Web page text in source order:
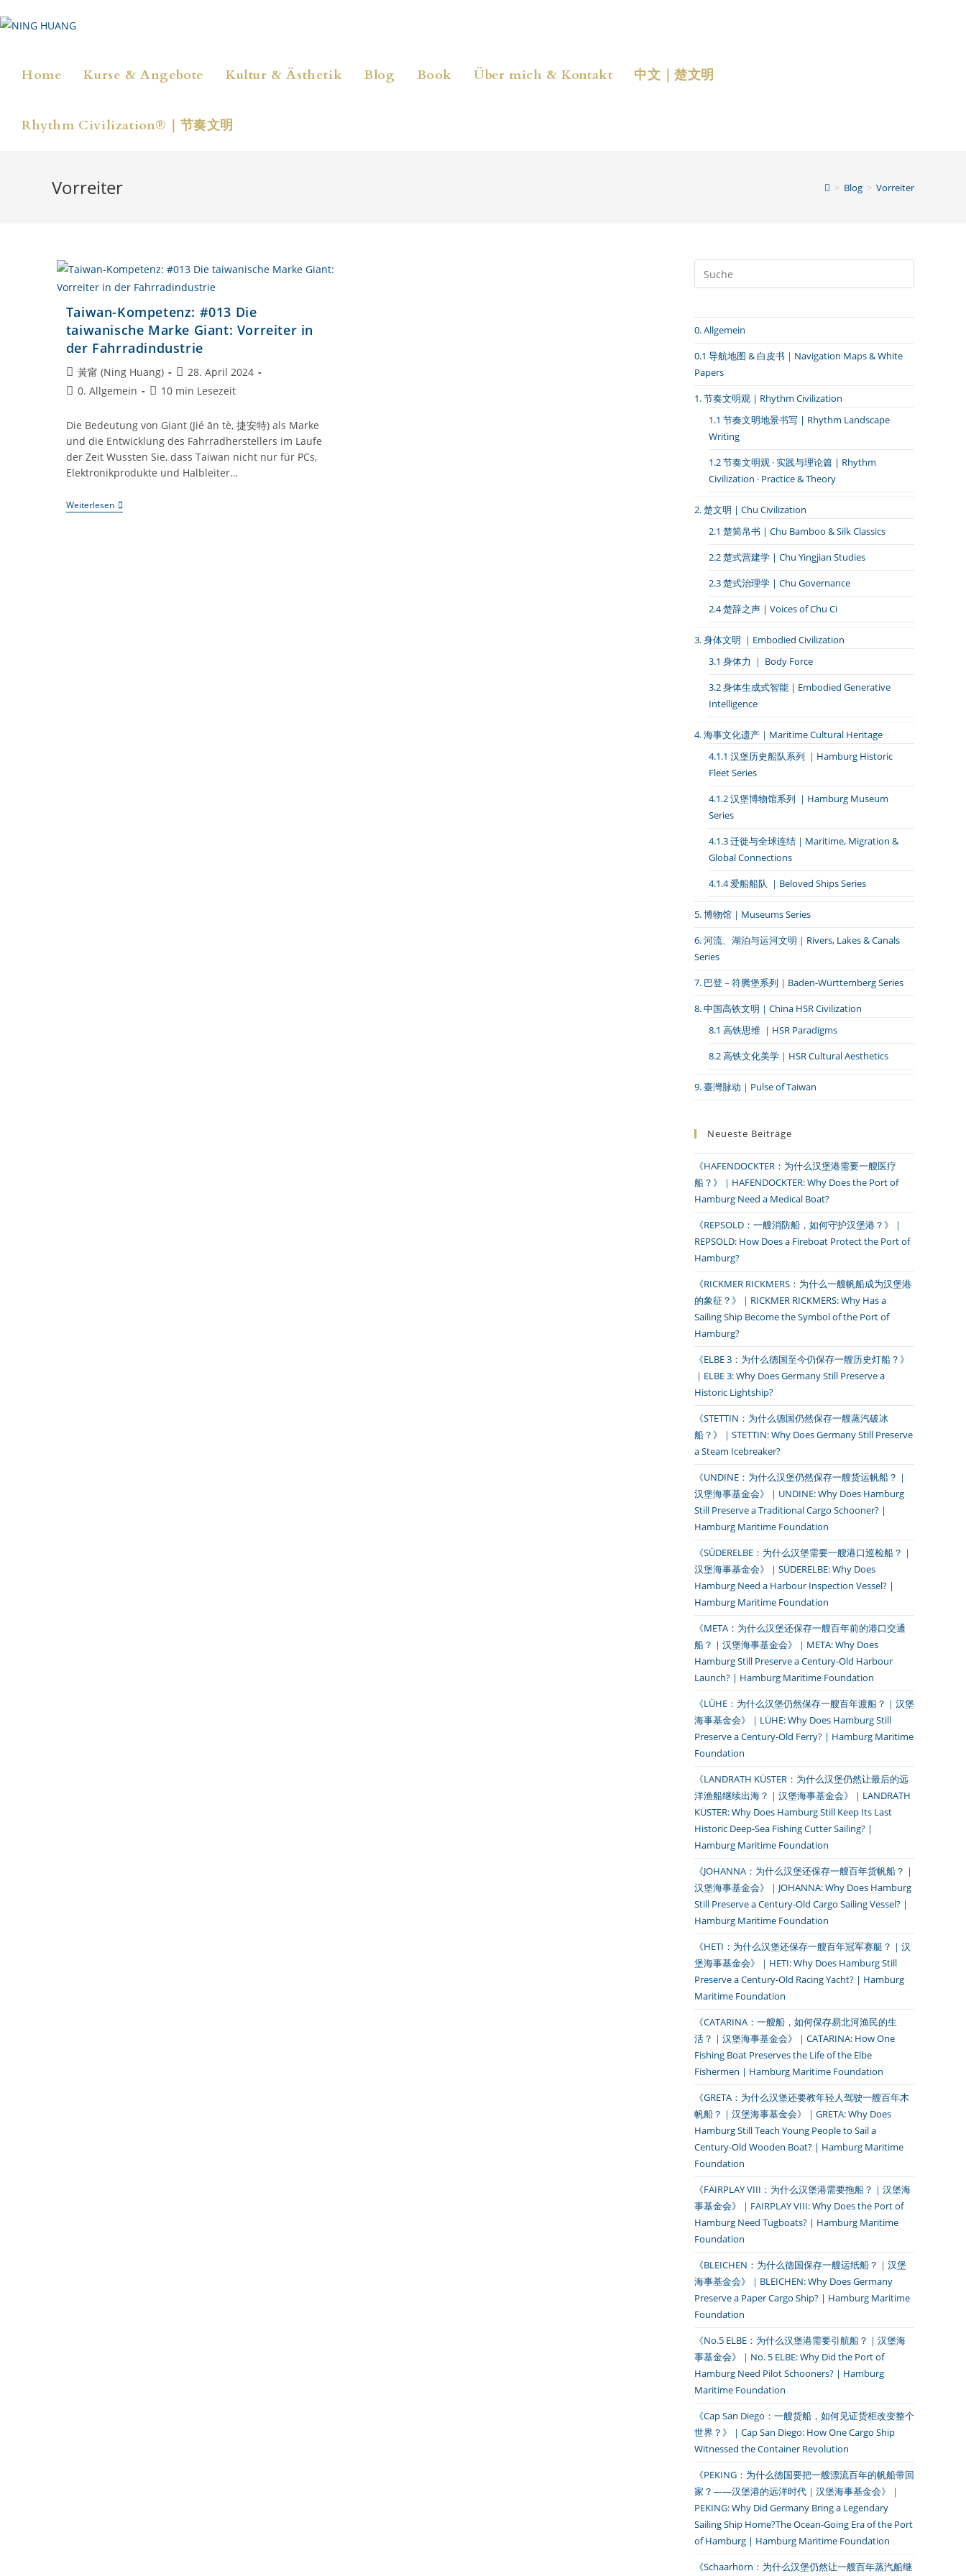
Inhalt
Home Kurse & Angebote Kultur & Ästhetik Blog Book Über mich & Kontakt 中文｜楚文明
Rhythm Civilization®｜节奏文明
Vorreiter > Blog > Vorreiter
Taiwan-Kompetenz: #013 Die
taiwanische Marke Giant: Vorreiter in
der Fahrradindustrie
Beitrags-
Autor:
黃甯 (Ning Huang)
Beitrag
veröffentlicht:
28. April 2024
Beitrags-
0. Allgemein Lesedauer:
10 min Lesezeit
Die Bedeutung von Giant (Jié ān tè, 捷安特) als Marke
und die Entwicklung des Fahrradherstellers im Laufe
der Zeit Wussten Sie, dass Taiwan nicht nur für PCs,
Elektronikprodukte und Halbleiter…
WeiterlesenTaiwan-
Kompetenz:
0. Allgemein
0.1 导航地图 & 白皮书｜Navigation Maps & White
Papers
1. 节奏文明观 | Rhythm Civilization
1.1 节奏文明地景书写 | Rhythm Landscape
Writing
1.2 节奏文明观 · 实践与理论篇 | Rhythm
Civilization · Practice & Theory
2. 楚文明 | Chu Civilization
2.1 楚简帛书 | Chu Bamboo & Silk Classics
2.2 楚式营建学 | Chu Yingjian Studies
2.3 楚式治理学 | Chu Governance
2.4 楚辞之声 | Voices of Chu Ci
3. 身体文明 ｜Embodied Civilization
3.1 身体力 ｜ Body Force
3.2 身体生成式智能 | Embodied Generative
Intelligence
4. 海事文化遗产｜Maritime Cultural Heritage
4.1.1 汉堡历史船队系列 ｜Hamburg Historic
Fleet Series
4.1.2 汉堡博物馆系列 ｜Hamburg Museum
Series
4.1.3 迁徙与全球连结｜Maritime, Migration &
Global Connections
4.1.4 爱船船队 ｜Beloved Ships Series
5. 博物馆｜Museums Series
6. 河流、湖泊与运河文明｜Rivers, Lakes & Canals
Series
7. 巴登－符腾堡系列｜Baden-Württemberg Series
8. 中国高铁文明｜China HSR Civilization
8.1 高铁思维 ｜HSR Paradigms
8.2 高铁文化美学｜HSR Cultural Aesthetics
9. 臺灣脉动｜Pulse of Taiwan
Neueste Beiträge
《HAFENDOCKTER：为什么汉堡港需要一艘医疗
船？》｜HAFENDOCKTER: Why Does the Port of
Hamburg Need a Medical Boat?
《REPSOLD：一艘消防船，如何守护汉堡港？》｜
REPSOLD: How Does a Fireboat Protect the Port of
Hamburg?
《RICKMER RICKMERS：为什么一艘帆船成为汉堡港
的象征？》｜RICKMER RICKMERS: Why Has a
Sailing Ship Become the Symbol of the Port of
Hamburg?
《ELBE 3：为什么德国至今仍保存一艘历史灯船？》
｜ELBE 3: Why Does Germany Still Preserve a
Historic Lightship?
《STETTIN：为什么德国仍然保存一艘蒸汽破冰
船？》｜STETTIN: Why Does Germany Still Preserve
a Steam Icebreaker?
《UNDINE：为什么汉堡仍然保存一艘货运帆船？｜
汉堡海事基金会》｜UNDINE: Why Does Hamburg
Still Preserve a Traditional Cargo Schooner? |
Hamburg Maritime Foundation
《SÜDERELBE：为什么汉堡需要一艘港口巡检船？｜
汉堡海事基金会》｜SÜDERELBE: Why Does
Hamburg Need a Harbour Inspection Vessel? |
Hamburg Maritime Foundation
《META：为什么汉堡还保存一艘百年前的港口交通
船？｜汉堡海事基金会》｜META: Why Does
Hamburg Still Preserve a Century-Old Harbour
Launch? | Hamburg Maritime Foundation
《LÜHE：为什么汉堡仍然保存一艘百年渡船？｜汉堡
海事基金会》｜LÜHE: Why Does Hamburg Still
Preserve a Century-Old Ferry? | Hamburg Maritime
Foundation
《LANDRATH KÜSTER：为什么汉堡仍然让最后的远
洋渔船继续出海？｜汉堡海事基金会》｜LANDRATH
KÜSTER: Why Does Hamburg Still Keep Its Last
Historic Deep-Sea Fishing Cutter Sailing? |
Hamburg Maritime Foundation
《JOHANNA：为什么汉堡还保存一艘百年货帆船？｜
汉堡海事基金会》｜JOHANNA: Why Does Hamburg
Still Preserve a Century-Old Cargo Sailing Vessel? |
Hamburg Maritime Foundation
《HETI：为什么汉堡还保存一艘百年冠军赛艇？｜汉
堡海事基金会》｜HETI: Why Does Hamburg Still
Preserve a Century-Old Racing Yacht? | Hamburg
Maritime Foundation
《CATARINA：一艘船，如何保存易北河渔民的生
活？｜汉堡海事基金会》｜CATARINA: How One
Fishing Boat Preserves the Life of the Elbe
Fishermen | Hamburg Maritime Foundation
《GRETA：为什么汉堡还要教年轻人驾驶一艘百年木
帆船？｜汉堡海事基金会》｜GRETA: Why Does
Hamburg Still Teach Young People to Sail a
Century-Old Wooden Boat? | Hamburg Maritime
Foundation
《FAIRPLAY VIII：为什么汉堡港需要拖船？｜汉堡海
事基金会》｜FAIRPLAY VIII: Why Does the Port of
Hamburg Need Tugboats? | Hamburg Maritime
Foundation
《BLEICHEN：为什么德国保存一艘运纸船？｜汉堡
海事基金会》｜BLEICHEN: Why Does Germany
Preserve a Paper Cargo Ship? | Hamburg Maritime
Foundation
《No.5 ELBE：为什么汉堡港需要引航船？｜汉堡海
事基金会》｜No. 5 ELBE: Why Did the Port of
Hamburg Need Pilot Schooners? | Hamburg
Maritime Foundation
《Cap San Diego：一艘货船，如何见证货柜改变整个
世界？》｜Cap San Diego: How One Cargo Ship
Witnessed the Container Revolution
《PEKING：为什么德国要把一艘漂流百年的帆船带回
家？——汉堡港的远洋时代｜汉堡海事基金会》｜
PEKING: Why Did Germany Bring a Legendary
Sailing Ship Home?The Ocean-Going Era of the Port
of Hamburg | Hamburg Maritime Foundation
《Schaarhörn：为什么汉堡仍然让一艘百年蒸汽船继